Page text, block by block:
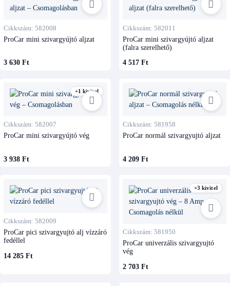
Cikkszám: 582008
ProCar mini szivargyújtó aljzat
3 630 Ft
Cikkszám: 582011
ProCar mini szivargyújtó aljzat
(falra szerelhető)
4 517 Ft
+1 kivitel
Cikkszám: 582007
ProCar mini szivargyújtó vég
3 938 Ft
Cikkszám: 581958
ProCar normál szivargyujtó aljzat
4 209 Ft
Cikkszám: 582009
ProCar pici szivargyujtó alj vízzáró
fedéllel
14 285 Ft
+3 kivitel
Cikkszám: 581950
ProCar univerzális szivargyujtó
vég
2 703 Ft